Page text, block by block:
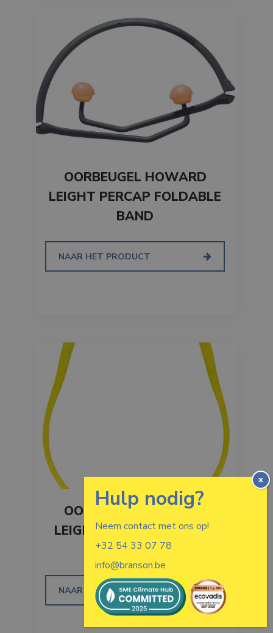
OORBEUGEL HOWARD
LEIGHT PERCAP FOLDABLE
BAND
NAAR HET PRODUCT
OORBEUGEL HOWARD
LEIGHT QB1HYG BANDED
EARPLUG
NAAR HET PRODUCT
Neem contact met ons op!
+32 54 33 07 78
info@branson.be